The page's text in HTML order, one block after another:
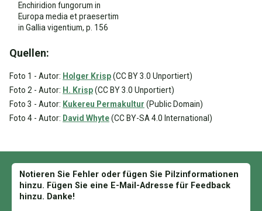
Enchiridion fungorum in
Europa media et praesertim
in Gallia vigentium, p. 156
Quellen:
Foto 1 - Autor: Holger Krisp(CC BY 3.0 Unportiert)
Foto 2 - Autor: H. Krisp(CC BY 3.0 Unportiert)
Foto 3 - Autor: Kukereu Permakultur (Public Domain)
Foto 4 - Autor: David Whyte(CC BY-SA 4.0 International)